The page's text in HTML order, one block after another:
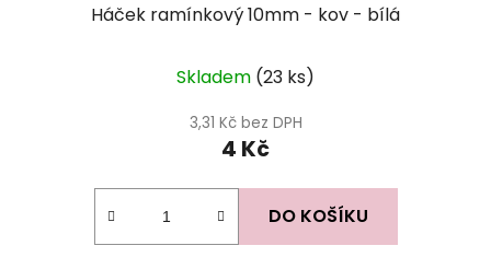
Háček ramínkový 10mm - kov - bílá
Skladem (23 ks)
3,31 Kč bez DPH
4 Kč
DO KOŠÍKU